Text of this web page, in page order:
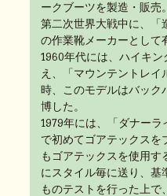
ークブーツを製造・販売。
第二次世界大戦中に、「
の作業靴メーカーとして
1960年代には、ハイキ
え、「マウンテントレイ
時、このモデルはバック
博した。
1979年には、「ダナー
で初めてゴアテックスを
もゴアテックスを使用す
にスタイル毎に送り、基
ものテストを行った上で